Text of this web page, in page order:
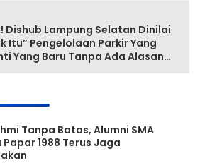
Dishub Lampung Selatan Dinilai
Itu” Pengelolaan Parkir Yang
Yang Baru Tanpa Ada Alasan
Tanpa Batas, Alumni SMA
Papar 1988 Terus Jaga